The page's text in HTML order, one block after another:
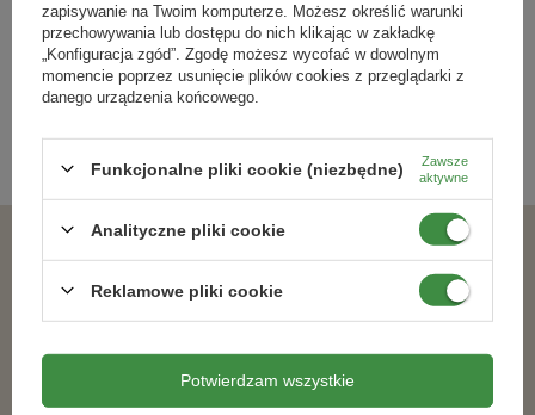
Newsletter
Zapisz się do newslettera i bądź na
bieżąco z aktualnymi promocjami
Zgadzam się na otrzymywanie wiadomości marketingowych na podany adres e-mail oraz przetwarzanie danych osobowych zgodnie z
ZAPISZ SIĘ
zapisywanie na Twoim komputerze. Możesz określić warunki
przechowywania lub dostępu do nich klikając w zakładkę
„Konfiguracja zgód”. Zgodę możesz wycofać w dowolnym
momencie poprzez usunięcie plików cookies z przeglądarki z
danego urządzenia końcowego.
Funkcjonalne pliki cookie (niezbędne)
Zawsze
aktywne
Analityczne pliki cookie
Reklamowe pliki cookie
Potwierdzam wszystkie